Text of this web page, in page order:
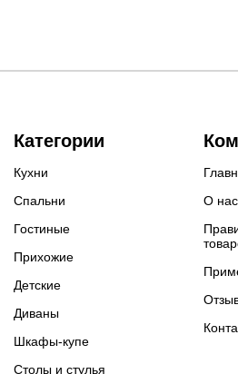
Категории
Кухни
Спальни
Гостиные
Прихожие
Детские
Диваны
Шкафы-купе
Столы и стулья
О нас